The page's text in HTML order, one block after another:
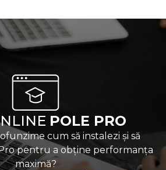
POLE PRO
cum să instalezi și să
pentru a obține performanța
maximă?